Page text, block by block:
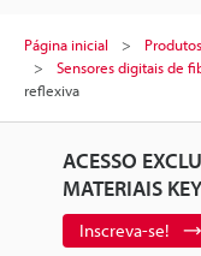
Página inicial Produtos
Sensores digitais de
reflexiva
ACESSO
MATERIAIS
Inscreva-se!